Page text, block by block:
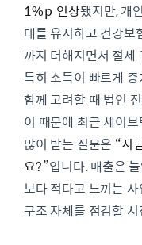
1%p 인상됐지만, 개
대를 유지하고 건강
까지 더해지면서 절세
특히 소득이 빠르게
함께 고려할 때 법인
이 때문에 최근 세이
많이 받는 질문은 “지
요?”입니다. 매출은
보다 적다고 느끼는
구조 자체를 점검할